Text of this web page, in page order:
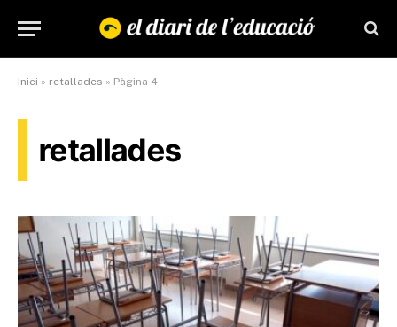
Inici » retallades » Pàgina 4
retallades